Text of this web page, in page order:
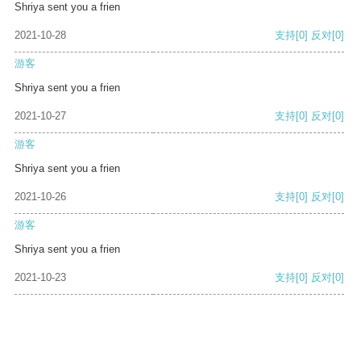
Shriya sent you a frien
2021-10-28 支持[0] 反对[0]
游客
Shriya sent you a frien
2021-10-27 支持[0] 反对[0]
游客
Shriya sent you a frien
2021-10-26 支持[0] 反对[0]
游客
Shriya sent you a frien
2021-10-23 支持[0] 反对[0]